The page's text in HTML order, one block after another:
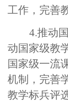
工作，完善
4.推动
动国家级教
国家级一流
机制，完善
教学标兵评